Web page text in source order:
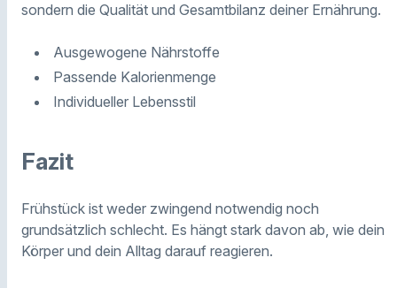
sondern die Qualität und Gesamtbilanz deiner Ernährung.
Ausgewogene Nährstoffe
Passende Kalorienmenge
Individueller Lebensstil
Fazit
Frühstück ist weder zwingend notwendig noch
grundsätzlich schlecht. Es hängt stark davon ab, wie dein
Körper und dein Alltag darauf reagieren.